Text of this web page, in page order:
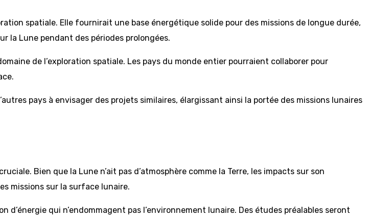
spatiale. Elle fournirait une base énergétique solide pour des missions de longue durée,
la Lune pendant des périodes prolongées.
de l’exploration spatiale. Les pays du monde entier pourraient collaborer pour
pays à envisager des projets similaires, élargissant ainsi la portée des missions lunaires
Bien que la Lune n’ait pas d’atmosphère comme la Terre, les impacts sur son
missions sur la surface lunaire.
qui n’endommagent pas l’environnement lunaire. Des études préalables seront